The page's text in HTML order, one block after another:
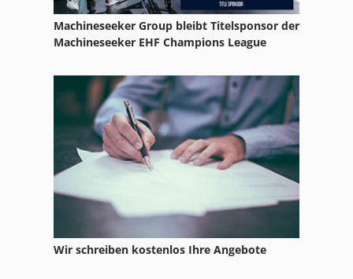
Machineseeker Group bleibt Titelsponsor der
Machineseeker EHF Champions League
Wir schreiben kostenlos Ihre Angebote